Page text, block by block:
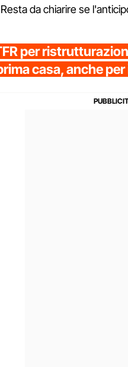
da chiarire se
per
casa, anche per